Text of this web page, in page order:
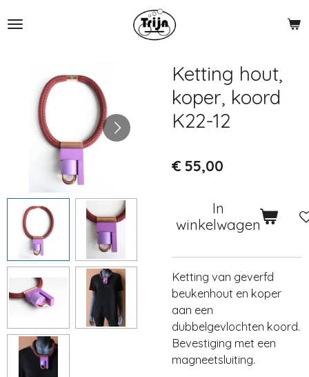
direct
hoofdinhoud
Ketting hout,
koper, koord
K22-12
€ 55,00
In
winkelwagen
Ketting van geverfd
beukenhout en koper
aan een
dubbelgevlochten koord.
Bevestiging met een
magneetsluiting.